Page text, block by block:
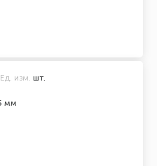
мм
Ед. изм. шт.